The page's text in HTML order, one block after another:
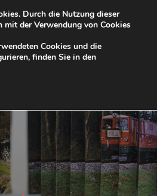
Durch die Nutzung dieser
mit der Verwendung von Cookies
Cookies und die
finden Sie in den